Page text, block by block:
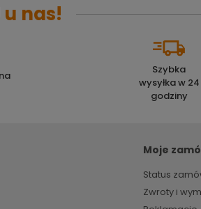
u nas!
Szybka
wysyłka w 24
godziny
Moje
Status
Zwroty i